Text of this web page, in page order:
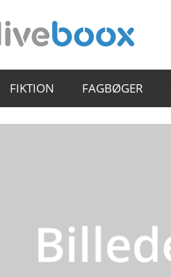
FIKTION FAGBØGER